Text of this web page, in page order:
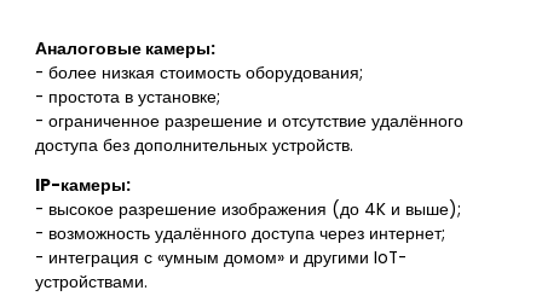
Аналоговые камеры:
- более низкая стоимость оборудования;
- простота в установке;
- ограниченное разрешение и отсутствие удалённого
доступа без дополнительных устройств.
IP-камеры:
- высокое разрешение изображения (до 4K и выше);
- возможность удалённого доступа через интернет;
- интеграция с «умным домом» и другими IoT-
устройствами.